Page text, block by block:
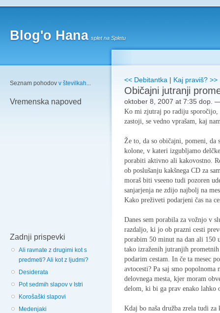
Blog'o Hana splet na Spletu
Seznam pohodov v številkah...
Vremenska napoved
Zadnji prispevki
Ali ravnate z drugimi kot s
predmeti? Ali kot z ljudmi?
Desiderata
Pot sedmih slapov v Istri
Korošaški slapovi
Medenjaki
<< Debitantka | Kaj praviš? >>
Običajni jutranji
oktober 8, 2007 at 7:35 dop.
Ko mi zjutraj po radiju sporočijo,
zastoji, se vedno vprašam, kaj
Že to, da so običajni, pomeni, da
kolone, v kateri izgubljamo
porabiti aktivno ali kakovostno.
ob poslušanju kakšnega CD za
moraš biti vseeno tudi pozoren
sanjarjenja ne zdijo najbolj na
Kako preživeti podarjeni čas na
Danes sem porabila za vožnjo v
razdaljo, ki jo ob prazni cesti
porabim 50 minut na dan ali 150
tako izraženih jutranjih
podarim cestam. In če ta mesec
avtocesti? Pa saj smo
delovnega mesta, kjer moram
delom, ki bi ga prav enako lahko
Kdaj bo naša družba zrela tudi